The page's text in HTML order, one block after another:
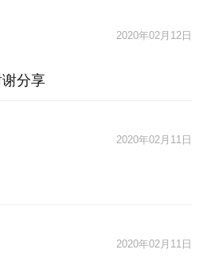
从新邻居小哥哥那借来的巧
的贴纸书，还买了4本他喜欢
赢了的获得扑克牌，Z后看
的加减法，用瓜子诱导教
2020年02月12日
分享
2020年02月11日
2020年02月11日